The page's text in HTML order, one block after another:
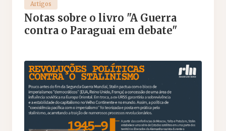
Artigos
Notas sobre o livro "A Guerra
contra o Paraguai em debate"